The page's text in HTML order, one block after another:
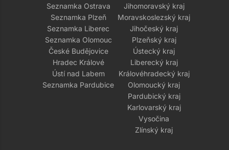
Seznamka Ostrava
Seznamka Plzeň
Seznamka Liberec
Seznamka Olomouc
České Budějovice
Hradec Králové
Ústí nad Labem
Seznamka Pardubice
Jihomoravský kraj
Moravskoslezský kraj
Jihočeský kraj
Plzeňský kraj
Ústecký kraj
Liberecký kraj
Královéhradecký kraj
Olomoucký kraj
Pardubický kraj
Karlovarský kraj
Vysočina
Zlínský kraj